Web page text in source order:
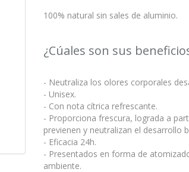
100% natural sin sales de aluminio.
¿Cúales son sus
- Neutraliza los olores corporales
- Unisex.
- Con nota cítrica refrescante.
- Proporciona frescura, lograda a
previenen y neutralizan el desarrollo
- Eficacia 24h.
- Presentados en forma de
ambiente.